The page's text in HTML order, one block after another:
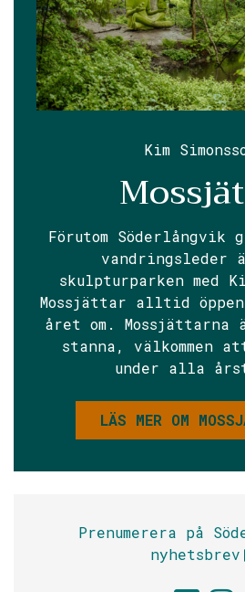
Kim
Förutom Söderlångvik
vandringsleder
skulpturparken med
Mossjättar alltid
året om.
stanna, välkommen
under alla
LÄS MER OM
Prenumerera på
nyhetsbrev